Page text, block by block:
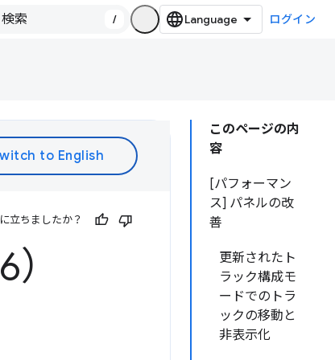
/ ログイン
このページの内
容
[パフォーマン
ス] パネルの改
善
更新されたト
ラック構成モ
ードでのトラ
ックの移動と
非表示化
立ちましたか？